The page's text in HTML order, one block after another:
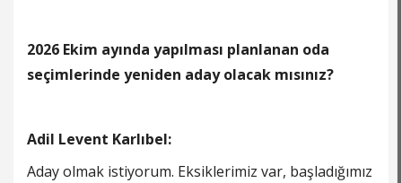
2026 Ekim ayında yapılması planlanan oda
seçimlerinde yeniden aday olacak mısınız?
Adil Levent Karlıbel:
Aday olmak istiyorum. Eksiklerimiz var, başladığımız